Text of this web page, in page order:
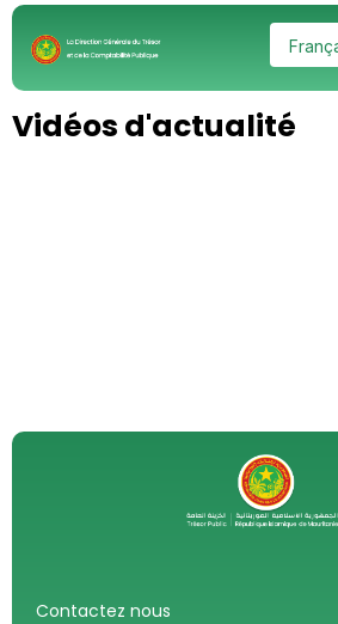
Aller
contenu
Vidéos d'actualité
Contactez nous